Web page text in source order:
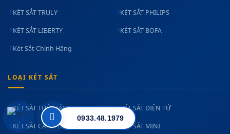
KÉT SẮT TRULY KÉT SẮT PHILIPS
KÉT SẮT LIBERTY KÉT SẮT BOFA
Két Sắt Chính Hãng
LOẠI KÉT SẮT
KÉT SẮT THÉP TẤM KÉT SẮT ĐIỆN TỬ
KÉT SẮT CÁNH ĐÚC KÉT SẮT MINI
0933.48.1979